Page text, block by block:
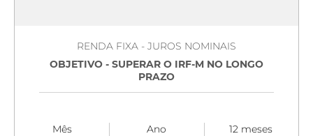
RENDA FIXA - JUROS NOMINAIS
OBJETIVO - SUPERAR O IRF-M NO LONGO
PRAZO
Mês Ano 12 meses